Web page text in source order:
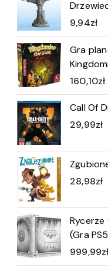
9,94zł
Gra
160,10zł
Call Of
29,99zł
28,98zł
Rycerze
(Gra
999,99zł